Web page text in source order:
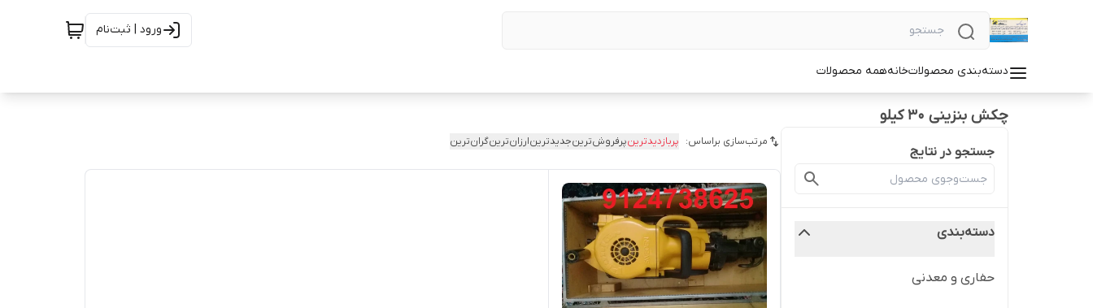
ورود | ثبت‌نام
دسته‌بندی محصولاتخانههمه محصولات
چکش بنزینی 30 کیلو
جستجو در نتایج
دسته‌بندی
حفاری و معدنی
مرتب‌سازی براساس: پربازدیدترینپرفروش‌ترینجدیدترینارزان‌ترینگران‌ترین